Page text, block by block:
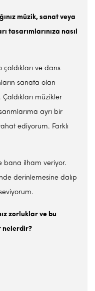
müzik, sanat veya
tasarımlarınıza nasıl
çaldıkları ve dans
sanata olan
müzikler
ayrı bir
ediyorum. Farklı
bana ilham veriyor.
derinlemesine dalıp
zorluklar ve bu
nelerdir?